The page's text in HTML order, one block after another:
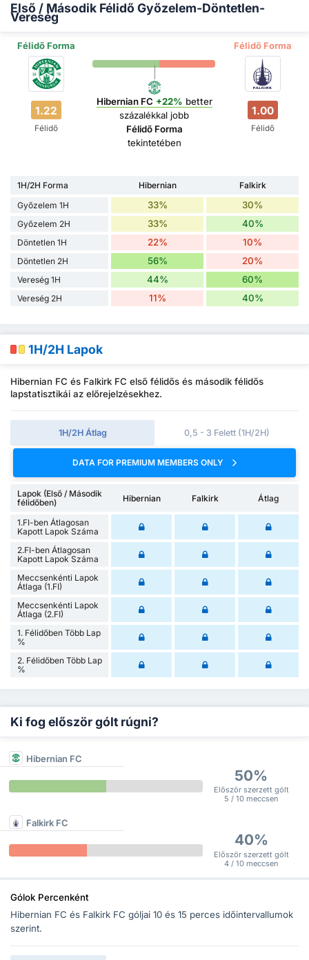
Első / Második Félidő Győzelem-Döntetlen-
Vereség
Félidő Forma Félidő Forma
1.22
Félidő
Hibernian FC +22% better
százalékkal jobb
Félidő Forma
tekintetében
1.00
Félidő
1H/2H Forma Hibernian
Falkirk
Győzelem 1H
33% 30%
Győzelem 2H 33% 40%
Döntetlen 1H 22% 10%
Döntetlen 2H 56% 20%
Vereség 1H 44% 60%
Vereség 2H 11% 40%
1H/2H Lapok
Hibernian FC és Falkirk FC első félidős és második félidős
lapstatisztikái az előrejelzésekhez.
1H/2H Átlag 0,5 - 3 Felett (1H/2H)
DATA FOR PREMIUM MEMBERS ONLY
Lapok (Első / Második
félidőben)
Hibernian Falkirk Átlag
1.FI-ben Átlagosan
Kapott Lapok Száma
2.FI-ben Átlagosan
Kapott Lapok Száma
Meccsenkénti Lapok
Átlaga (1.FI)
Meccsenkénti Lapok
Átlaga (2.FI)
1. Félidőben Több Lap
%
2. Félidőben Több Lap
%
Ki fog először gólt rúgni?
Hibernian FC
50%
Először szerzett gólt
5 / 10 meccsen
Falkirk FC
40%
Először szerzett gólt
4 / 10 meccsen
Gólok Percenként
Hibernian FC és Falkirk FC góljai 10 és 15 perces időintervallumok
szerint.